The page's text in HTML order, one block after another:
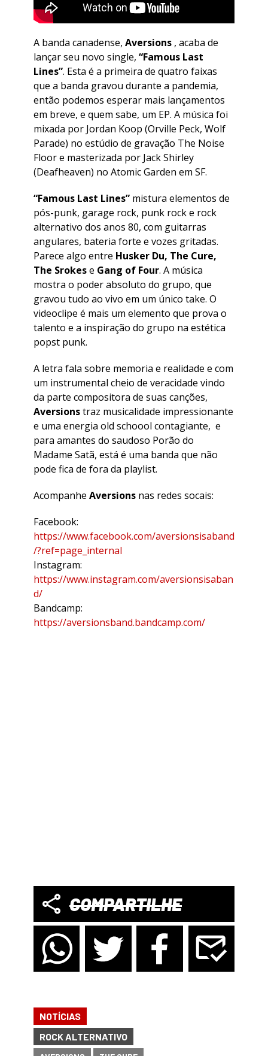
A banda canadense, Aversions , acaba de
lançar seu novo single, “Famous Last
Lines”. Esta é a primeira de quatro faixas
que a banda gravou durante a pandemia,
então podemos esperar mais lançamentos
em breve, e quem sabe, um EP. A música foi
mixada por Jordan Koop (Orville Peck, Wolf
Parade) no estúdio de gravação The Noise
Floor e masterizada por Jack Shirley
(Deafheaven) no Atomic Garden em SF.
“Famous Last Lines” mistura elementos de
pós-punk, garage rock, punk rock e rock
alternativo dos anos 80, com guitarras
angulares, bateria forte e vozes gritadas.
Parece algo entre Husker Du, The Cure,
The Srokese Gang of Four. A música
mostra o poder absoluto do grupo, que
gravou tudo ao vivo em um único take. O
videoclipe é mais um elemento que prova o
talento e a inspiração do grupo na estética
popst punk.
A letra fala sobre memoria e realidade e com
um instrumental cheio de veracidade vindo
da parte compositora de suas canções,
Aversionstraz musicalidade impressionante
e uma energia old schoool contagiante, e
para amantes do saudoso Porão do
Madame Satã, está é uma banda que não
pode fica de fora da playlist.
Acompanhe Aversions nas redes socais:
Facebook:
https://www.facebook.com/aversionsisaband
/?ref=page_internal
Instagram:
https://www.instagram.com/aversionsisaban
d/
Bandcamp:
https://aversionsband.bandcamp.com/
COMPARTILHE
NOTÍCIAS
ROCK ALTERNATIVO